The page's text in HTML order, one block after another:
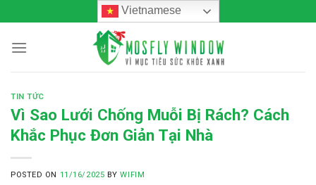
to
content
Vietnamese
TIN TỨC
Vì Sao Lưới Chống Muỗi Bị Rách? Cách
Khắc Phục Đơn Giản Tại Nhà
POSTED ON 11/16/2025 BYWIFIM